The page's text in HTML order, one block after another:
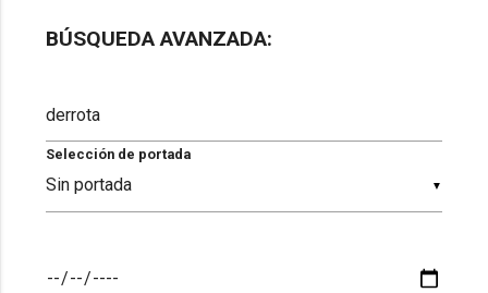
BÚSQUEDA AVANZADA:
▼
Selección de portada